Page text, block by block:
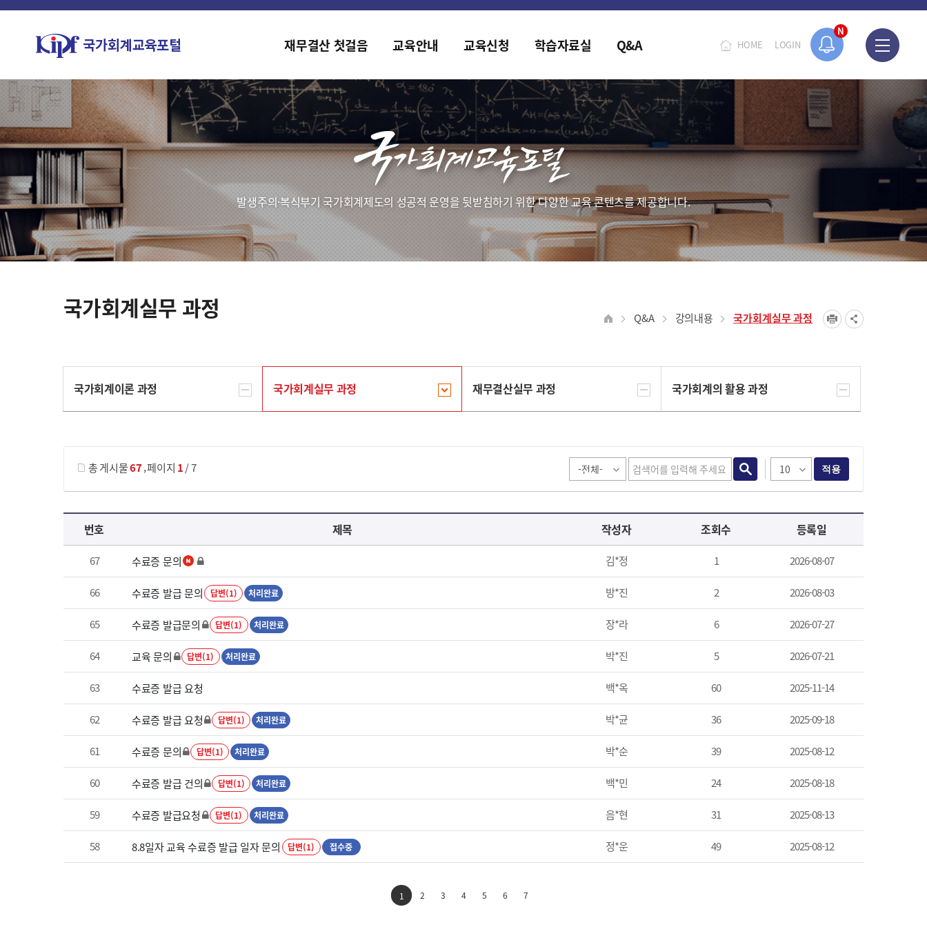
N
홈페이지가 새롭게 개편되었습니다.
HOME LOGIN
재무결산 첫걸음 교육안내 교육신청 학습자료실 Q&A
발생주의·복식부기 국가회계제도의 성공적 운영을 뒷받침하기 위한 다양한 교육 콘텐츠를 제공합니다.
국가회계실무 과정 Q&A 강의내용 국가회계실무 과정
국가회계이론 과정 국가회계실무 과정 재무결산실무 과정 국가회계의 활용 과정
총 게시물67,페이지 1/ 7 적용
국가회계실무 과정 목록 으로 번호, 제목, 작성자, 조회수, 등록 일로 나열 되고 있습니다.
번호 제목 작성자 조회수 등록일
67 수료증 문의 김*정 1 2026-08-07
66 수료증 발급 문의 답변(1) 처리완료 방*진 2 2026-08-03
65 수료증 발급문의 답변(1) 처리완료 장*라 6 2026-07-27
64 교육 문의 답변(1) 처리완료 박*진 5 2026-07-21
63 수료증 발급 요청 백*옥 60 2025-11-14
62 수료증 발급 요청 답변(1) 처리완료 박*균 36 2025-09-18
61 수료증 문의 답변(1) 처리완료 박*순 39 2025-08-12
60 수료증 발급 건의 답변(1) 처리완료 백*민 24 2025-08-18
59 수료증 발급요청 답변(1) 처리완료 음*현 31 2025-08-13
58 8.8일자 교육 수료증 발급 일자 문의 답변(1) 접수중 정*운 49 2025-08-12
1 2 3 4 5 6 7